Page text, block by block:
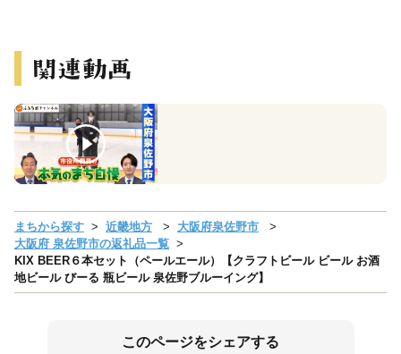
まちから探す 近畿地方
大阪府泉佐野市
大阪府 泉佐野市の返礼品一覧
KIX BEER６本セット（ペールエール）【クラフトビール ビール お酒
地ビール びーる 瓶ビール 泉佐野ブルーイング】
このページをシェアする